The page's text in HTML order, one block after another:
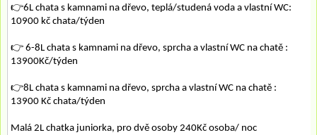
👉6L chata s kamnami na dřevo, teplá/studená voda a vlastní WC:
10900 kč chata/týden
👉 6-8L chata s kamnami na dřevo, sprcha a vlastní WC na chatě :
13900Kč/týden
👉8L chata s kamnami na dřevo, sprcha a vlastní WC na chatě :
13900 Kč chata/týden
Malá 2L chatka juniorka, pro dvě osoby 240Kč osoba/ noc